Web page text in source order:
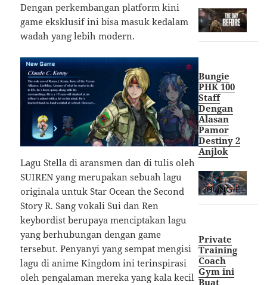
Dengan perkembangan platform kini
game eksklusif ini bisa masuk kedalam
wadah yang lebih modern.
Lagu Stella di aransmen dan di tulis oleh
SUIREN yang merupakan sebuah lagu
originala untuk Star Ocean the Second
Story R. Sang vokali Sui dan Ren
keybordist berupaya menciptakan lagu
yang berhubungan dengan game
tersebut. Penyanyi yang sempat mengisi
lagu di anime Kingdom ini terinspirasi
oleh pengalaman mereka yang kala kecil
Bungie
PHK 100
Staff
Dengan
Alasan
Pamor
Destiny 2
Anjlok
Private
Training
Coach
Gym ini
Buat